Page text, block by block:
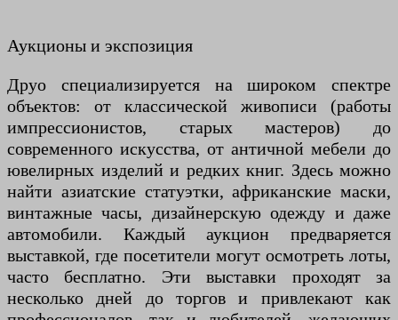
Аукционы и экспозиция
Друо специализируется на широком спектре
объектов: от классической живописи (работы
импрессионистов, старых мастеров) до
современного искусства, от античной мебели до
ювелирных изделий и редких книг. Здесь можно
найти азиатские статуэтки, африканские маски,
винтажные часы, дизайнерскую одежду и даже
автомобили. Каждый аукцион предваряется
выставкой, где посетители могут осмотреть лоты,
часто бесплатно. Эти выставки проходят за
несколько дней до торгов и привлекают как